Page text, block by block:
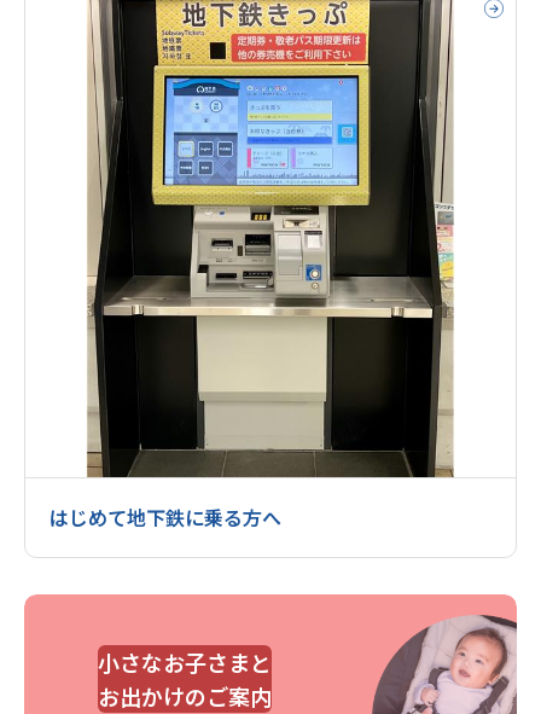
はじめて地下鉄に乗る方へ
小さなお子さまと
お出かけのご案内